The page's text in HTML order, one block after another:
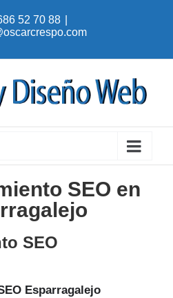
52 70 88
SEO en
SEO
Esparragalejo